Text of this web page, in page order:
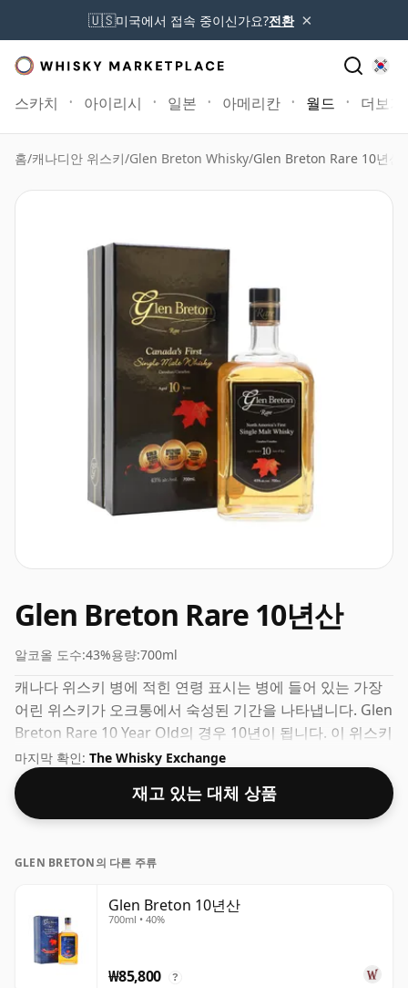
🇺🇸미국에서 접속 중이신가요?전환 ×
스카치 아이리시 일본 아메리칸 월드 더보기
홈/캐나디안 위스키/Glen Breton Whisky/Glen Breton Rare 10년산
Glen Breton Rare 10년산
알코올 도수:43%용량:700ml
캐나다 위스키 병에 적힌 연령 표시는 병에 들어 있는 가장
어린 위스키가 오크통에서 숙성된 기간을 나타냅니다. Glen
Breton Rare 10 Year Old의 경우 10년이 됩니다. 이 위스키
의 병 크기는 70cl이고 도수(AKA 볼륨 또는 'ABV')는 43%로
만족스럽습니다.
마지막 확인: The Whisky Exchange
재고 있는 대체 상품
GLEN BRETON의 다른 주류
Glen Breton 10년산
700ml • 40%
₩85,800 ?